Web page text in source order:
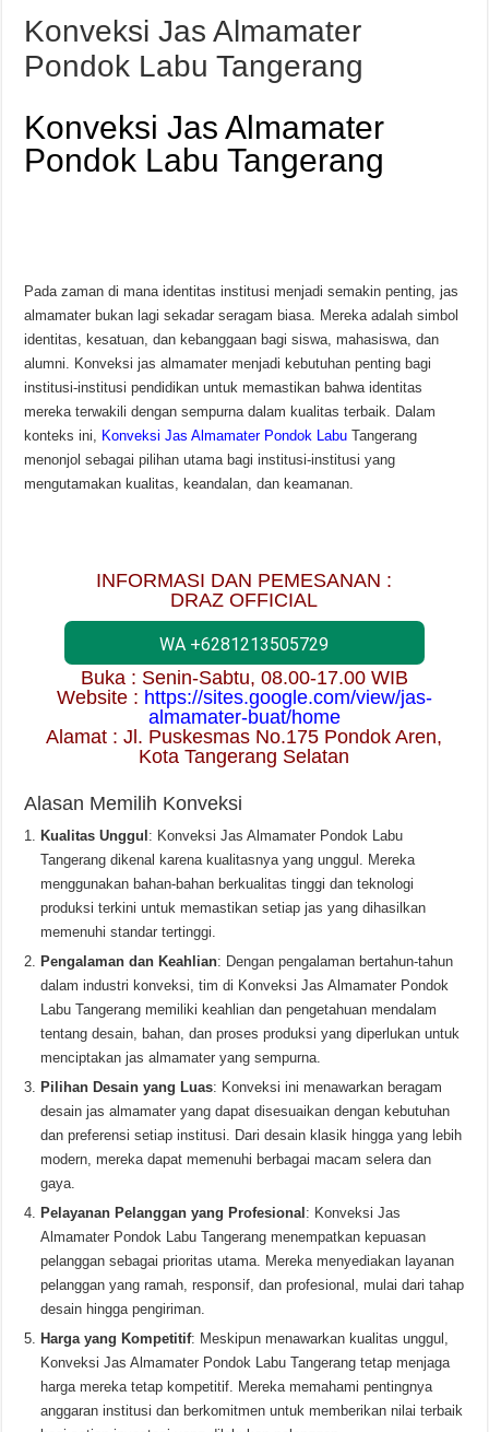
Konveksi Jas Almamater
Pondok Labu Tangerang
Konveksi Jas Almamater
Pondok Labu Tangerang
Pada zaman di mana identitas institusi menjadi semakin penting, jas
almamater bukan lagi sekadar seragam biasa. Mereka adalah simbol
identitas, kesatuan, dan kebanggaan bagi siswa, mahasiswa, dan
alumni. Konveksi jas almamater menjadi kebutuhan penting bagi
institusi-institusi pendidikan untuk memastikan bahwa identitas
mereka terwakili dengan sempurna dalam kualitas terbaik. Dalam
konteks ini, Konveksi Jas Almamater Pondok Labu Tangerang
menonjol sebagai pilihan utama bagi institusi-institusi yang
mengutamakan kualitas, keandalan, dan keamanan.
INFORMASI DAN PEMESANAN :
DRAZ OFFICIAL
WA +6281213505729
Buka : Senin-Sabtu, 08.00-17.00 WIB
Website : https://sites.google.com/view/jas-
almamater-buat/home
Alamat : Jl. Puskesmas No.175 Pondok Aren,
Kota Tangerang Selatan
Alasan Memilih Konveksi
Kualitas Unggul : Konveksi Jas Almamater Pondok Labu
Tangerang dikenal karena kualitasnya yang unggul. Mereka
menggunakan bahan-bahan berkualitas tinggi dan teknologi
produksi terkini untuk memastikan setiap jas yang dihasilkan
memenuhi standar tertinggi.
Pengalaman dan Keahlian: Dengan pengalaman bertahun-tahun
dalam industri konveksi, tim di Konveksi Jas Almamater Pondok
Labu Tangerang memiliki keahlian dan pengetahuan mendalam
tentang desain, bahan, dan proses produksi yang diperlukan untuk
menciptakan jas almamater yang sempurna.
Pilihan Desain yang Luas: Konveksi ini menawarkan beragam
desain jas almamater yang dapat disesuaikan dengan kebutuhan
dan preferensi setiap institusi. Dari desain klasik hingga yang lebih
modern, mereka dapat memenuhi berbagai macam selera dan
gaya.
Pelayanan Pelanggan yang Profesional : Konveksi Jas
Almamater Pondok Labu Tangerang menempatkan kepuasan
pelanggan sebagai prioritas utama. Mereka menyediakan layanan
pelanggan yang ramah, responsif, dan profesional, mulai dari tahap
desain hingga pengiriman.
Harga yang Kompetitif: Meskipun menawarkan kualitas unggul,
Konveksi Jas Almamater Pondok Labu Tangerang tetap menjaga
harga mereka tetap kompetitif. Mereka memahami pentingnya
anggaran institusi dan berkomitmen untuk memberikan nilai terbaik